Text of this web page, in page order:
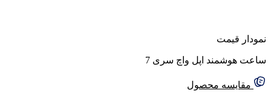
نمودار قیمت
ساعت هوشمند اپل واچ سری 7
مقایسه محصول